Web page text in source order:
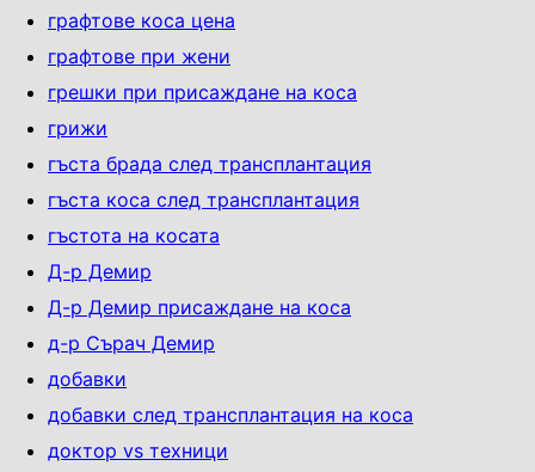
графтове коса цена
графтове при жени
грешки при присаждане на коса
грижи
гъста брада след трансплантация
гъста коса след трансплантация
гъстота на косата
Д-р Демир
Д-р Демир присаждане на коса
д-р Сърач Демир
добавки
добавки след трансплантация на коса
доктор vs техници